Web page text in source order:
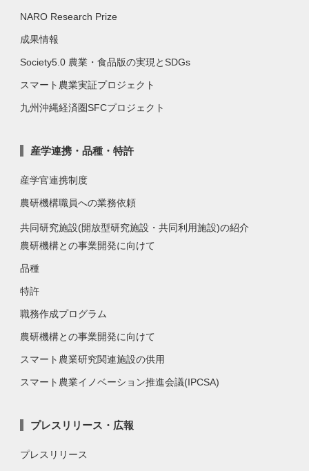
NARO Research Prize
成果情報
Society5.0 農業・食品版の実現とSDGs
スマート農業実証プロジェクト
九州沖縄経済圏SFCプロジェクト
産学連携・品種・特許
産学官連携制度
農研機構職員への業務依頼
共同研究施設(開放型研究施設・共同利用施設)の紹介
農研機構との事業開発に向けて
品種
特許
職務作成プログラム
農研機構との事業開発に向けて
スマート農業研究関連施設の供用
スマート農業イノベーション推進会議(IPCSA)
プレスリリース・広報
プレスリリース